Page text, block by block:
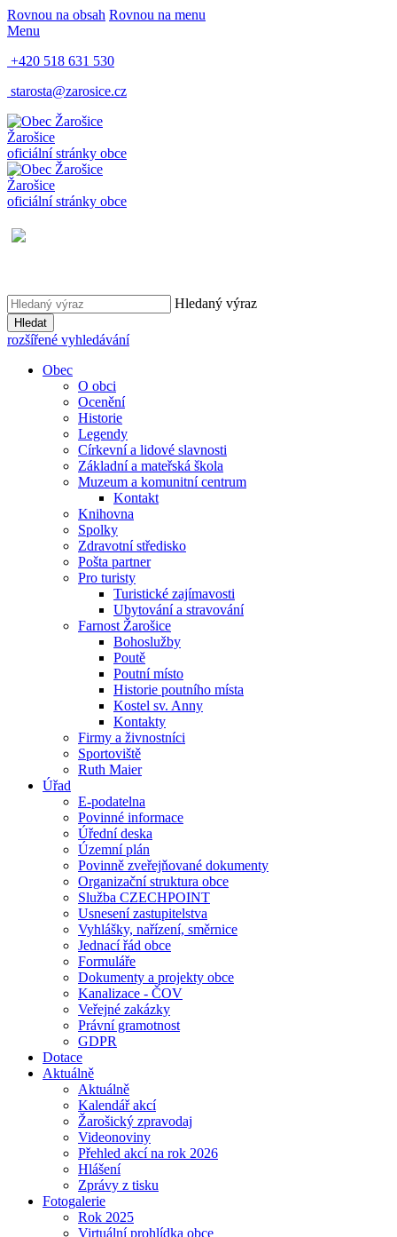
Rovnou na obsah Rovnou na menu
Menu
+420 518 631 530
starosta@zarosice.cz
Žarošice
oficiální stránky obce
Žarošice
oficiální stránky obce
Hledaný výraz
Hledat
rozšířené vyhledávání
Obec
O obci
Ocenění
Historie
Legendy
Církevní a lidové slavnosti
Základní a mateřská škola
Muzeum a komunitní centrum
Kontakt
Knihovna
Spolky
Zdravotní středisko
Pošta partner
Pro turisty
Turistické zajímavosti
Ubytování a stravování
Farnost Žarošice
Bohoslužby
Poutě
Poutní místo
Historie poutního místa
Kostel sv. Anny
Kontakty
Firmy a živnostníci
Sportoviště
Ruth Maier
Úřad
E-podatelna
Povinné informace
Úřední deska
Územní plán
Povinně zveřejňované dokumenty
Organizační struktura obce
Služba CZECHPOINT
Usnesení zastupitelstva
Vyhlášky, nařízení, směrnice
Jednací řád obce
Formuláře
Dokumenty a projekty obce
Kanalizace - ČOV
Veřejné zakázky
Právní gramotnost
GDPR
Dotace
Aktuálně
Aktuálně
Kalendář akcí
Žarošický zpravodaj
Videonoviny
Přehled akcí na rok 2026
Hlášení
Zprávy z tisku
Fotogalerie
Rok 2025
Virtuální prohlídka obce